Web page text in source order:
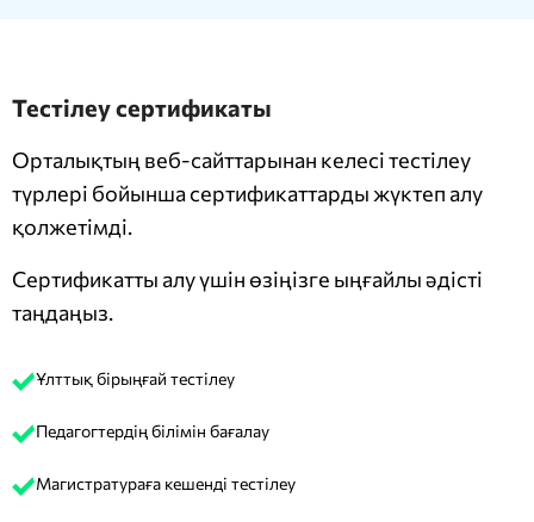
Тестілеу сертификаты
Орталықтың веб-сайттарынан келесі тестілеу
түрлері бойынша сертификаттарды жүктеп алу
қолжетімді.
Сертификатты алу үшін өзіңізге ыңғайлы әдісті
таңдаңыз.
Ұлттық бірыңғай тестілеу
Педагогтердің білімін бағалау
Магистратураға кешенді тестілеу